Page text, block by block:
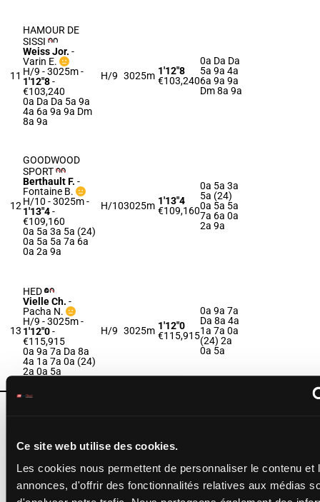
Ce site web utilise des cookies.
Les cookies nous permettent de personnaliser le contenu et
annonces, d'offrir des fonctionnalités relatives aux médias
11
HAMOUR DE
SISSI
Weiss Jor. -
Varin E.
H/9 - 3025m-
1'12"8-
€103,240
0a Da Da 5a 9a
4a 6a 9a 9a Dm
8a 9a
H/9 3025m 1'12"8
€103,240
0a Da Da
5a 9a 4a
6a 9a 9a
Dm 8a 9a
12
GOODWOOD
SPORT
Berthault F. -
Fontaine B.
H/10 - 3025m-
1'13"4-
€109,160
0a 5a 3a 5a (24)
0a 5a 5a 7a 6a
0a 2a 9a
H/103025m 1'13"4
€109,160
0a 5a 3a
5a (24)
0a 5a 5a
7a 6a 0a
2a 9a
13
HED
Vielle Ch. -
Pacha N.
H/9 - 3025m-
1'12"0-
€115,915
0a 9a 7a Da 8a
4a 1a 7a 0a (24)
2a 0a 5a
H/9 3025m 1'12"0
€115,915
0a 9a 7a
Da 8a 4a
1a 7a 0a
(24) 2a
0a 5a
14
F/8 - 3050m
1'11"1-
2a 8a Da 8a 5a
Da Da Da 5a 1a
5a 7a
F/8 3050m 1'11"1
1a 5a 7a